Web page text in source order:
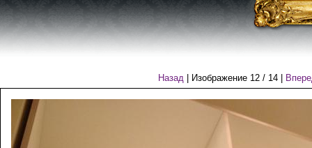
Назад | Изображение 12 / 14